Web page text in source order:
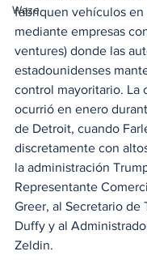
Waze
fabriquen vehículos en
mediante empresas
ventures) donde las
estadounidenses
control mayoritario. La
ocurrió en enero
de Detroit, cuando
discretamente con
la administración
Representante
Greer, al Secretario de
Duffy y al
Zeldin.